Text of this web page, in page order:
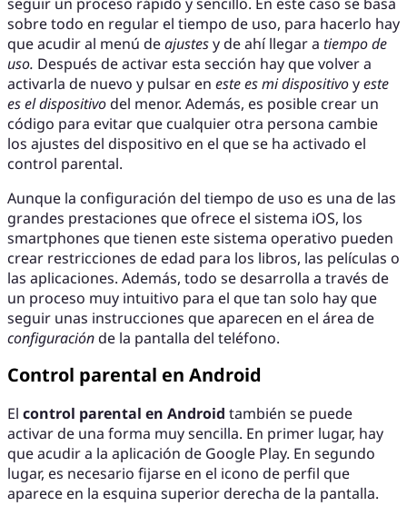
sobre todo en regular el tiempo de uso, para hacerlo hay
que acudir al menú deajustesy de ahí llegar a tiempo de
uso. Después de activar esta sección hay que volver a
activarla de nuevo y pulsar en este es mi dispositivoyeste
es el dispositivodel menor. Además, es posible crear un
código para evitar que cualquier otra persona cambie
los ajustes del dispositivo en el que se ha activado el
control parental.
Aunque la configuración del tiempo de uso es una de las
grandes prestaciones que ofrece el sistema iOS, los
smartphones que tienen este sistema operativo pueden
crear restricciones de edad para los libros, las películas o
las aplicaciones. Además, todo se desarrolla a través de
un proceso muy intuitivo para el que tan solo hay que
seguir unas instrucciones que aparecen en el área de
configuraciónde la pantalla del teléfono.
Control parental en Android
El control parental en Android también se puede
activar de una forma muy sencilla. En primer lugar, hay
que acudir a la aplicación de Google Play. En segundo
lugar, es necesario fijarse en el icono de perfil que
aparece en la esquina superior derecha de la pantalla.